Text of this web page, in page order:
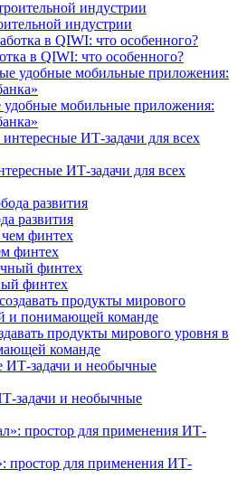
индустрии
в QIWI: что особенного?
удобные мобильные приложения:
ИТ-задачи для всех
развития
финтех
финтех
продукты мирового уровня в
команде
и необычные
для применения ИТ-